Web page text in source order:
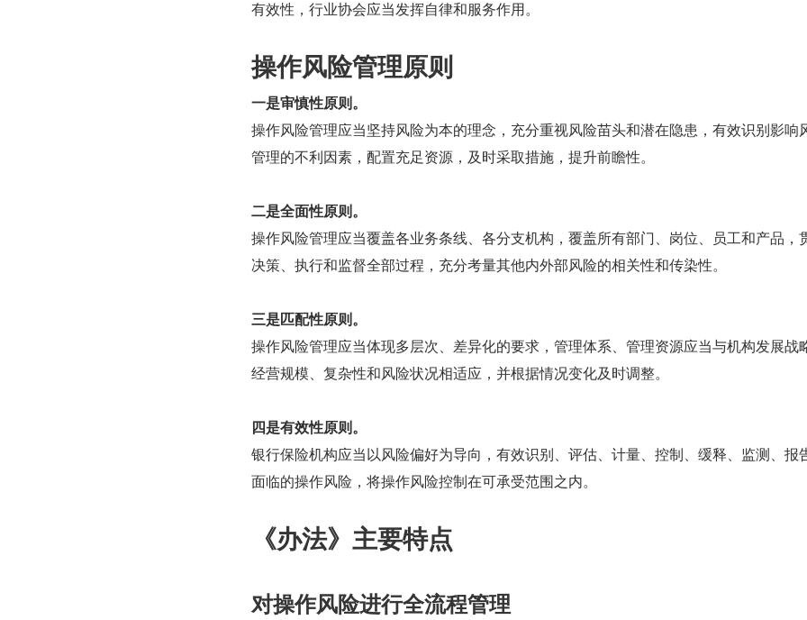
有效性，行业协会应当发挥自律和服务作用。
操作风险管理原则
一是审慎性原则。
操作风险管理应当坚持风险为本的理念，充分重视风险苗头和潜在隐患，有效识别影响
管理的不利因素，配置充足资源，及时采取措施，提升前瞻性。
二是全面性原则。
操作风险管理应当覆盖各业务条线、各分支机构，覆盖所有部门、岗位、员工和产品，
决策、执行和监督全部过程，充分考量其他内外部风险的相关性和传染性。
三是匹配性原则。
操作风险管理应当体现多层次、差异化的要求，管理体系、管理资源应当与机构发展战略
经营规模、复杂性和风险状况相适应，并根据情况变化及时调整。
四是有效性原则。
银行保险机构应当以风险偏好为导向，有效识别、评估、计量、控制、缓释、监测、报
面临的操作风险，将操作风险控制在可承受范围之内。
《办法》主要特点
对操作风险进行全流程管理